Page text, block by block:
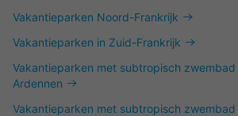
Vakantieparken Noord-Frankrijk
Vakantieparken in Zuid-Frankrijk
Vakantieparken met subtropisch
Ardennen
Vakantieparken met subtropisch zwembad